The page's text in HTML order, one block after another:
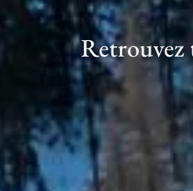
Retrouvez